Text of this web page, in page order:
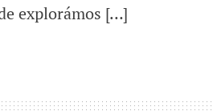
explorámos […]